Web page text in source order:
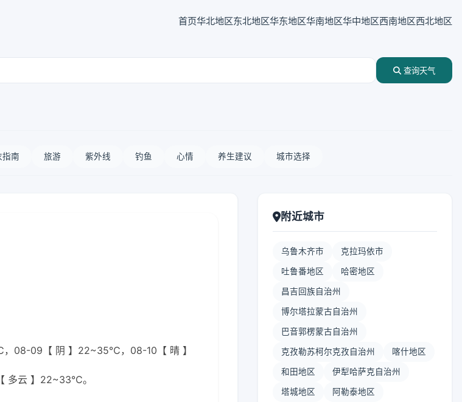
首页华北地区东北地区华东地区华南地区华中地区西南地区西北地区
查询天气
指南 旅游 紫外线 钓鱼 心情 养生建议 城市选择
08-09【 阴 】22~35℃，08-10【 晴 】
多云 】22~33℃。
附近城市
乌鲁木齐市 克拉玛依市
吐鲁番地区 哈密地区
昌吉回族自治州
博尔塔拉蒙古自治州
巴音郭楞蒙古自治州
克孜勒苏柯尔克孜自治州 喀什地区
和田地区 伊犁哈萨克自治州
塔城地区 阿勒泰地区